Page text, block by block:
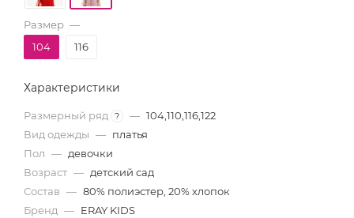
Размер —
104
116
Характеристики
Размерный ряд ? — 104,110,116,122
Вид одежды — платья
Пол — девочки
Возраст — детский сад
Состав — 80% полиэстер, 20% хлопок
Бренд — ERAY KIDS